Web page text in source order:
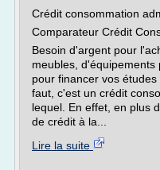
Crédit consommation
Comparateur Crédit
Besoin d'argent pour
meubles,
pour financer vos
faut, c'est un crédit
lequel. En effet, en plus
de crédit à la...
Lire la suite